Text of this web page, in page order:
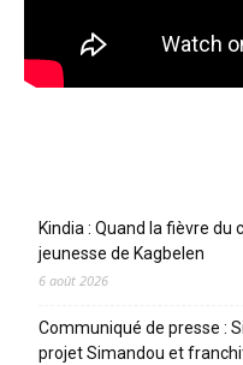
Kindia : Quand la fièvre du
jeunesse de Kagbelen
6 août 2026
Communiqué de presse :
projet Simandou et